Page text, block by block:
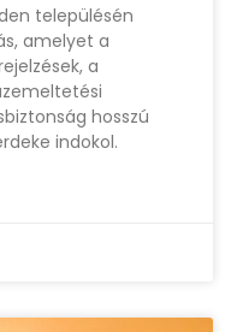
településén
amelyet a
a
hosszú
indokol.